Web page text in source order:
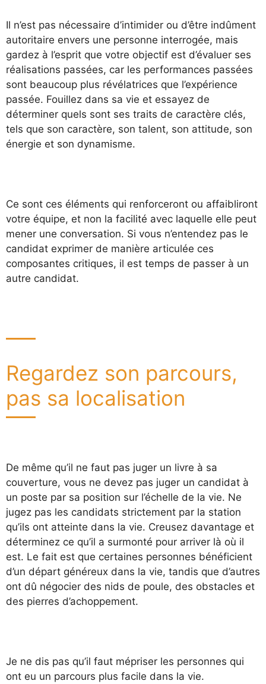
Il n’est pas nécessaire d’intimider ou d’être indûment
autoritaire envers une personne interrogée, mais
gardez à l’esprit que votre objectif est d’évaluer ses
réalisations passées, car les performances passées
sont beaucoup plus révélatrices que l’expérience
passée. Fouillez dans sa vie et essayez de
déterminer quels sont ses traits de caractère clés,
tels que son caractère, son talent, son attitude, son
énergie et son dynamisme.
Ce sont ces éléments qui renforceront ou affaibliront
votre équipe, et non la facilité avec laquelle elle peut
mener une conversation. Si vous n’entendez pas le
candidat exprimer de manière articulée ces
composantes critiques, il est temps de passer à un
autre candidat.
Regardez son parcours,
pas sa localisation
De même qu’il ne faut pas juger un livre à sa
couverture, vous ne devez pas juger un candidat à
un poste par sa position sur l’échelle de la vie. Ne
jugez pas les candidats strictement par la station
qu’ils ont atteinte dans la vie. Creusez davantage et
déterminez ce qu’il a surmonté pour arriver là où il
est. Le fait est que certaines personnes bénéficient
d’un départ généreux dans la vie, tandis que d’autres
ont dû négocier des nids de poule, des obstacles et
des pierres d’achoppement.
Je ne dis pas qu’il faut mépriser les personnes qui
ont eu un parcours plus facile dans la vie.